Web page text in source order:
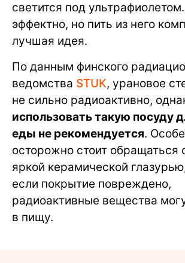
светится под
эффектно, но пить из него
лучшая идея.
По данным финского
ведомства STUK, урановое
не сильно радиоактивно,
использовать такую посуду
еды не рекомендуется.
осторожно стоит обращаться
яркой керамической
если покрытие повреждено,
радиоактивные вещества
в пищу.